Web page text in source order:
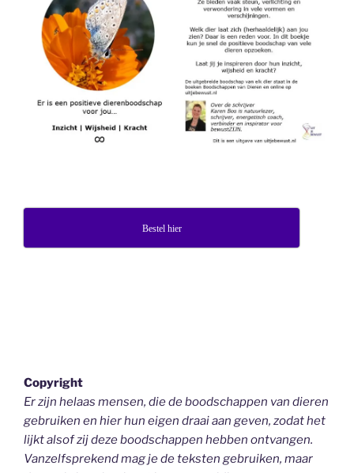
Bestel hier
Copyright
Er zijn helaas mensen, die de boodschappen van dieren
gebruiken en hier hun eigen draai aan geven, zodat het
lijkt alsof zij deze boodschappen hebben ontvangen.
Vanzelfsprekend mag je de teksten gebruiken, maar